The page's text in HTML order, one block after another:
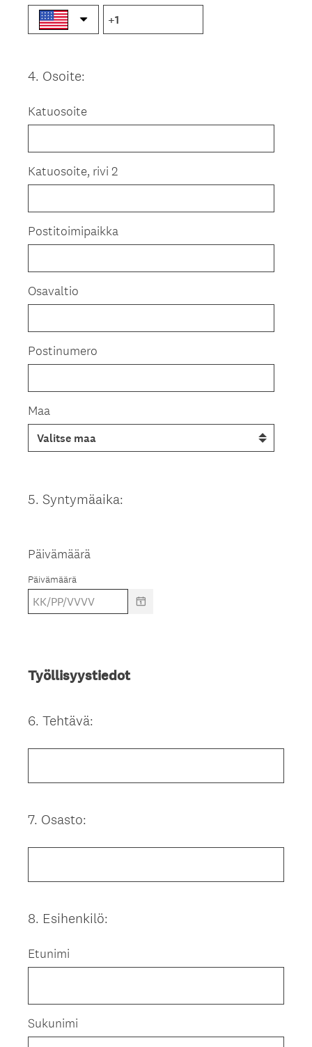
Question
4. Osoite:
Katuosoite
Katuosoite, rivi 2
Postitoimipaikka
Osavaltio
Postinumero
Maa
Question
5. Syntymäaika:
Päivämäärä
Päivämäärä
Työllisyystiedot
Question
6. Tehtävä:
Question
7. Osasto:
Question
8. Esihenkilö:
Etunimi
Sukunimi